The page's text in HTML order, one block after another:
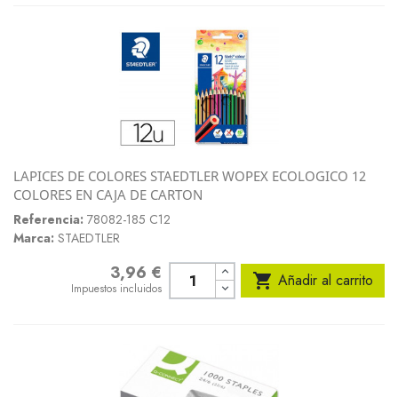
LAPICES DE COLORES STAEDTLER WOPEX ECOLOGICO 12
COLORES EN CAJA DE CARTON
Referencia: 78082-185 C12
Marca: STAEDTLER
3,96 €
Impuestos incluidos  Añadir al carrito